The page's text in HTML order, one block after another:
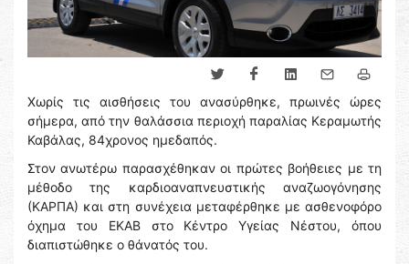
Χωρίς τις αισθήσεις του ανασύρθηκε, πρωινές ώρες
σήμερα, από την θαλάσσια περιοχή παραλίας Κεραμωτής
Καβάλας, 84χρονος ημεδαπός.
Στον ανωτέρω παρασχέθηκαν οι πρώτες βοήθειες με τη
μέθοδο της καρδιοαναπνευστικής αναζωογόνησης
(ΚΑΡΠΑ) και στη συνέχεια μεταφέρθηκε με ασθενοφόρο
όχημα του ΕΚΑΒ στο Κέντρο Υγείας Νέστου, όπου
διαπιστώθηκε ο θάνατός του.